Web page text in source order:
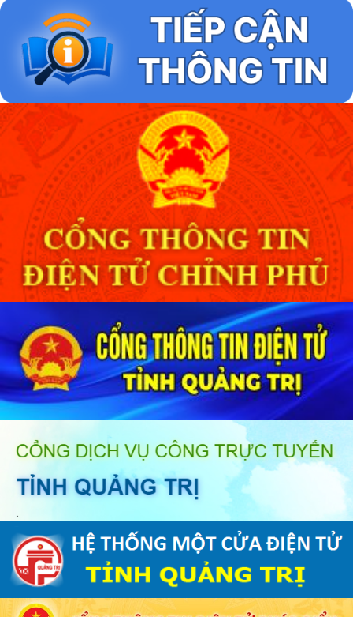
08/8/2026
Lịch tuần 30, từ ngày:27/7/2026 đến ngày
31/7/2026
Lịch tuần 29, từ ngày: 20/7/2026 đến ngày
26/7/2026
Lịch tuần 28, từ ngày: 13/7/2026 đến ngày
19/7/2026
Lịch tuần 27, từ ngày: 06/7/2026 đến ngày
10/7/2026